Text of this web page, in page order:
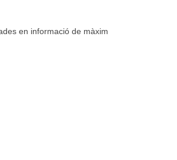
en informació de màxim